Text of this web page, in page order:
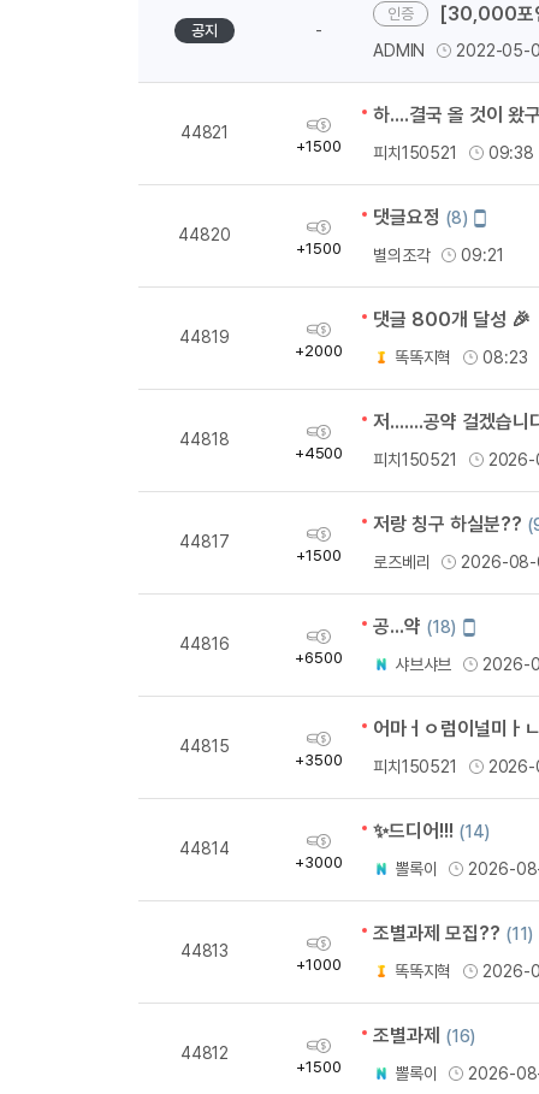
공지 -
[30,000포인
ADMIN 2022-05-
44821
획
득
+1500
하....결국 올 것이 왔
피치150521 09:38
44820
획
득
+1500
댓글요정 (8) 모
일
별의조각 09:21
44819
획
득
+2000
댓글 800개 달성 🎉
똑똑지혁 08:23
44818
획
득
+4500
저.......공약 걸겠습니
피치150521
44817
획
득
+1500
저랑 칭구 하실분??
로즈베리
2026-
44816
획
득
+6500
공...약 (18) 모
일
샤브샤브 2026-
44815
획
득
+3500
어마ㅓㅇ럼이널미ㅏ
피치150521
44814
획
득
+3000
✨드디어!!! (14)
뽈록이
2026-
44813
획
득
+1000
조별과제 모집?? (11)
똑똑지혁
2026-
44812
획
득
+1500
조별과제 (16)
뽈록이
2026-